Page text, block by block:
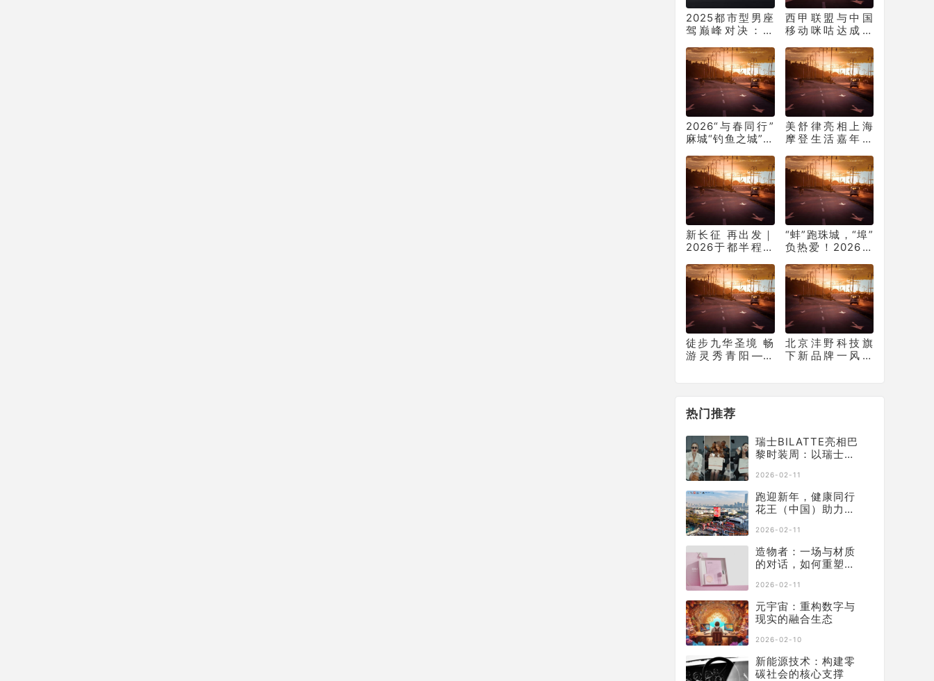
2025都市型男座
驾巅峰对决：新
突出“重围”？
西甲联盟与中国
移动咪咕达成独
2026“与春同行”
麻城“钓鱼之城”中
决赛盛大启幕
美舒律亮相上海
摩登生活嘉年华
好循环”
新长征 再出发｜
2026于都半程马
“蚌”跑珠城，“埠”
负热爱！2026蚌
官
徒步九华圣境 畅
游灵秀青阳——
北京沣野科技旗
下新品牌一风野
热门推荐
瑞士BILATTE亮相巴
黎时装周：以瑞士院
好莱坞顶级化妆师挚
荐
2026-02-11
跑迎新年，健康同行
花王（中国）助力徐
画上活力句点
2026-02-11
造物者：一场与材质
的对话，如何重塑软
2026-02-11
元宇宙：重构数字与
现实的融合生态
2026-02-10
新能源技术：构建零
碳社会的核心支撑